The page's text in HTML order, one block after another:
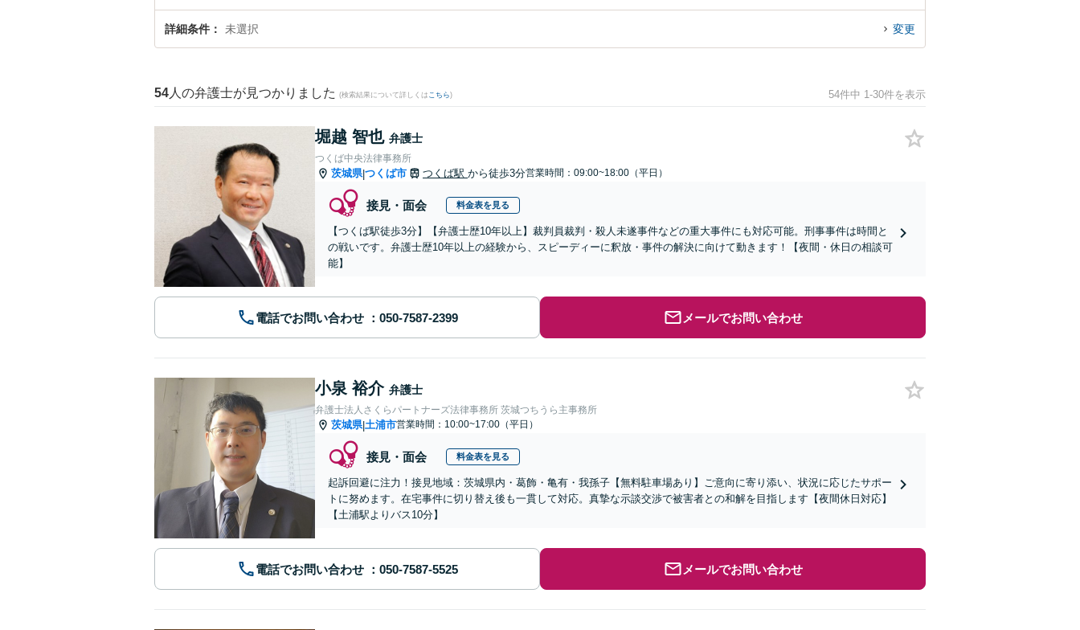
詳細条件 未選択 変更
54 人の弁護士が見つかりました (検索結果について詳しくは こちら) 54件中 1-30件を表示
堀越 智也 弁護士
つくば中央法律事務所
茨城県|つくば市 つくば駅 から徒歩3分営業時間：09:00~18:00（平日）
接見・面会 料金表を見る
【つくば駅徒歩3分】【弁護士歴10年以上】裁判員裁判・殺人未遂事件などの重大事件にも対応可能。刑事事件は時間と
の戦いです。弁護士歴10年以上の経験から、スピーディーに釈放・事件の解決に向けて動きます！【夜間・休日の相談可
能】
電話でお問い合わせ メールでお問い合わせ
小泉 裕介 弁護士
弁護士法人さくらパートナーズ法律事務所 茨城つちうら主事務所
茨城県|土浦市営業時間：10:00~17:00（平日）
接見・面会 料金表を見る
起訴回避に注力！接見地域：茨城県内・葛飾・亀有・我孫子【無料駐車場あり】ご意向に寄り添い、状況に応じたサポー
トに努めます。在宅事件に切り替え後も一貫して対応。真摯な示談交渉で被害者との和解を目指します【夜間休日対応】
【土浦駅よりバス10分】
電話でお問い合わせ メールでお問い合わせ